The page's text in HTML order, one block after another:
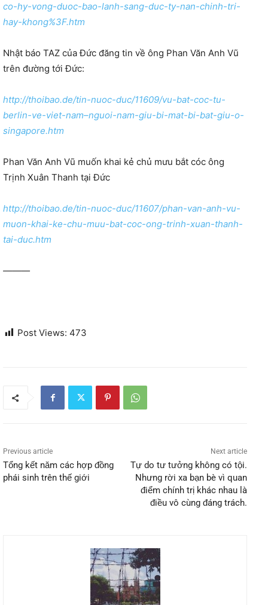
co-hy-vong-duoc-bao-lanh-sang-duc-ty-nan-chinh-tri-
hay-khong%3F.htm
Nhật báo TAZ của Đức đăng tin về ông Phan Văn Anh Vũ
trên đường tới Đức:
http://thoibao.de/tin-nuoc-duc/11609/vu-bat-coc-tu-
berlin-ve-viet-nam–nguoi-nam-giu-bi-mat-bi-bat-giu-o-
singapore.htm
Phan Văn Anh Vũ muốn khai kẻ chủ mưu bắt cóc ông
Trịnh Xuân Thanh tại Đức
http://thoibao.de/tin-nuoc-duc/11607/phan-van-anh-vu-
muon-khai-ke-chu-muu-bat-coc-ong-trinh-xuan-thanh-
tai-duc.htm
———
Post Views: 473
Previous article
Tổng kết năm các hợp đồng
phái sinh trên thế giới
Next article
Tự do tư tưởng không có tội.
Nhưng rời xa bạn bè vì quan
điểm chính trị khác nhau là
điều vô cùng đáng trách.